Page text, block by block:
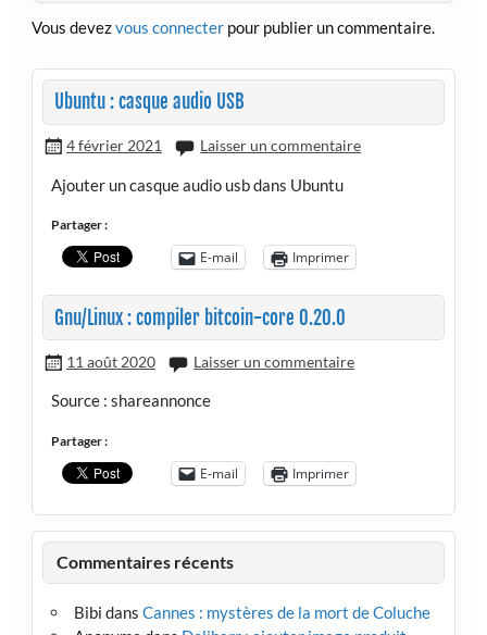
continent était…
Vous devezvous connecterpour publier un commentaire.
Ubuntu : casque audio USB
4 février 2021 Laisser un commentaire
Ajouter un casque audio usb dans Ubuntu
Partager :
E-mail Imprimer
Gnu/Linux : compiler bitcoin-core 0.20.0
11 août 2020 Laisser un commentaire
Source : shareannonce
Partager :
E-mail Imprimer
Commentaires récents
Bibi dans Cannes : mystères de la mort de Coluche